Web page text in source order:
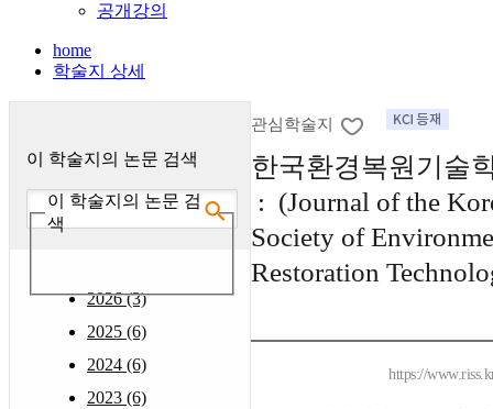
공개강의
home
학술지 상세
이 학술지의 논문 검색
이 학술지의 논문 검
색
2026 (3)
2025 (6)
2024 (6)
2023 (6)
관심학술지
한국환경복원기술
: (Journal of the
Society of
Restoration
https://